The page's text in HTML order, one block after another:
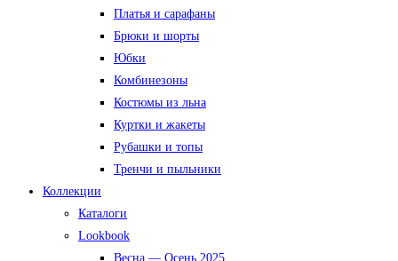
Платья и сарафаны
Брюки и шорты
Юбки
Комбинезоны
Костюмы из льна
Куртки и жакеты
Рубашки и топы
Тренчи и пыльники
Коллекции
Каталоги
Lookbook
Весна — Осень 2025